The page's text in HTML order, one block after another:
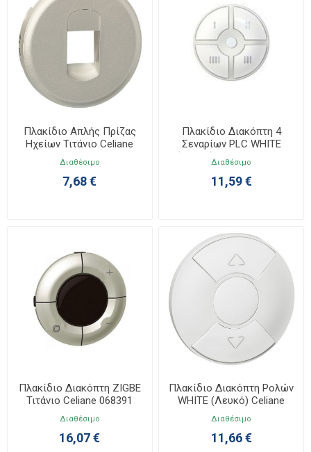
Πλακίδιο Απλής Πρίζας
Ηχείων Τιτάνιο Celiane
068511
Διαθέσιμο
7,68 €
Πλακίδιο Διακόπτη 4
Σεναρίων PLC WHITE
(Λευκό) Celiane 068090
Διαθέσιμο
11,59 €
Πλακίδιο Διακόπτη ZIGBE
Τιτάνιο Celiane 068391
Διαθέσιμο
16,07 €
Πλακίδιο Διακόπτη Ρολών
WHITE (Λευκό) Celiane
068151
Διαθέσιμο
11,66 €